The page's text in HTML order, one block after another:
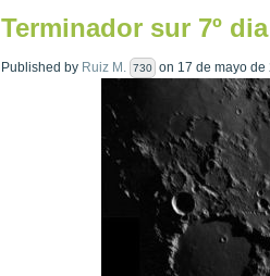
Terminador sur 7º dia
Published by Ruiz M. 730 on 17 de mayo